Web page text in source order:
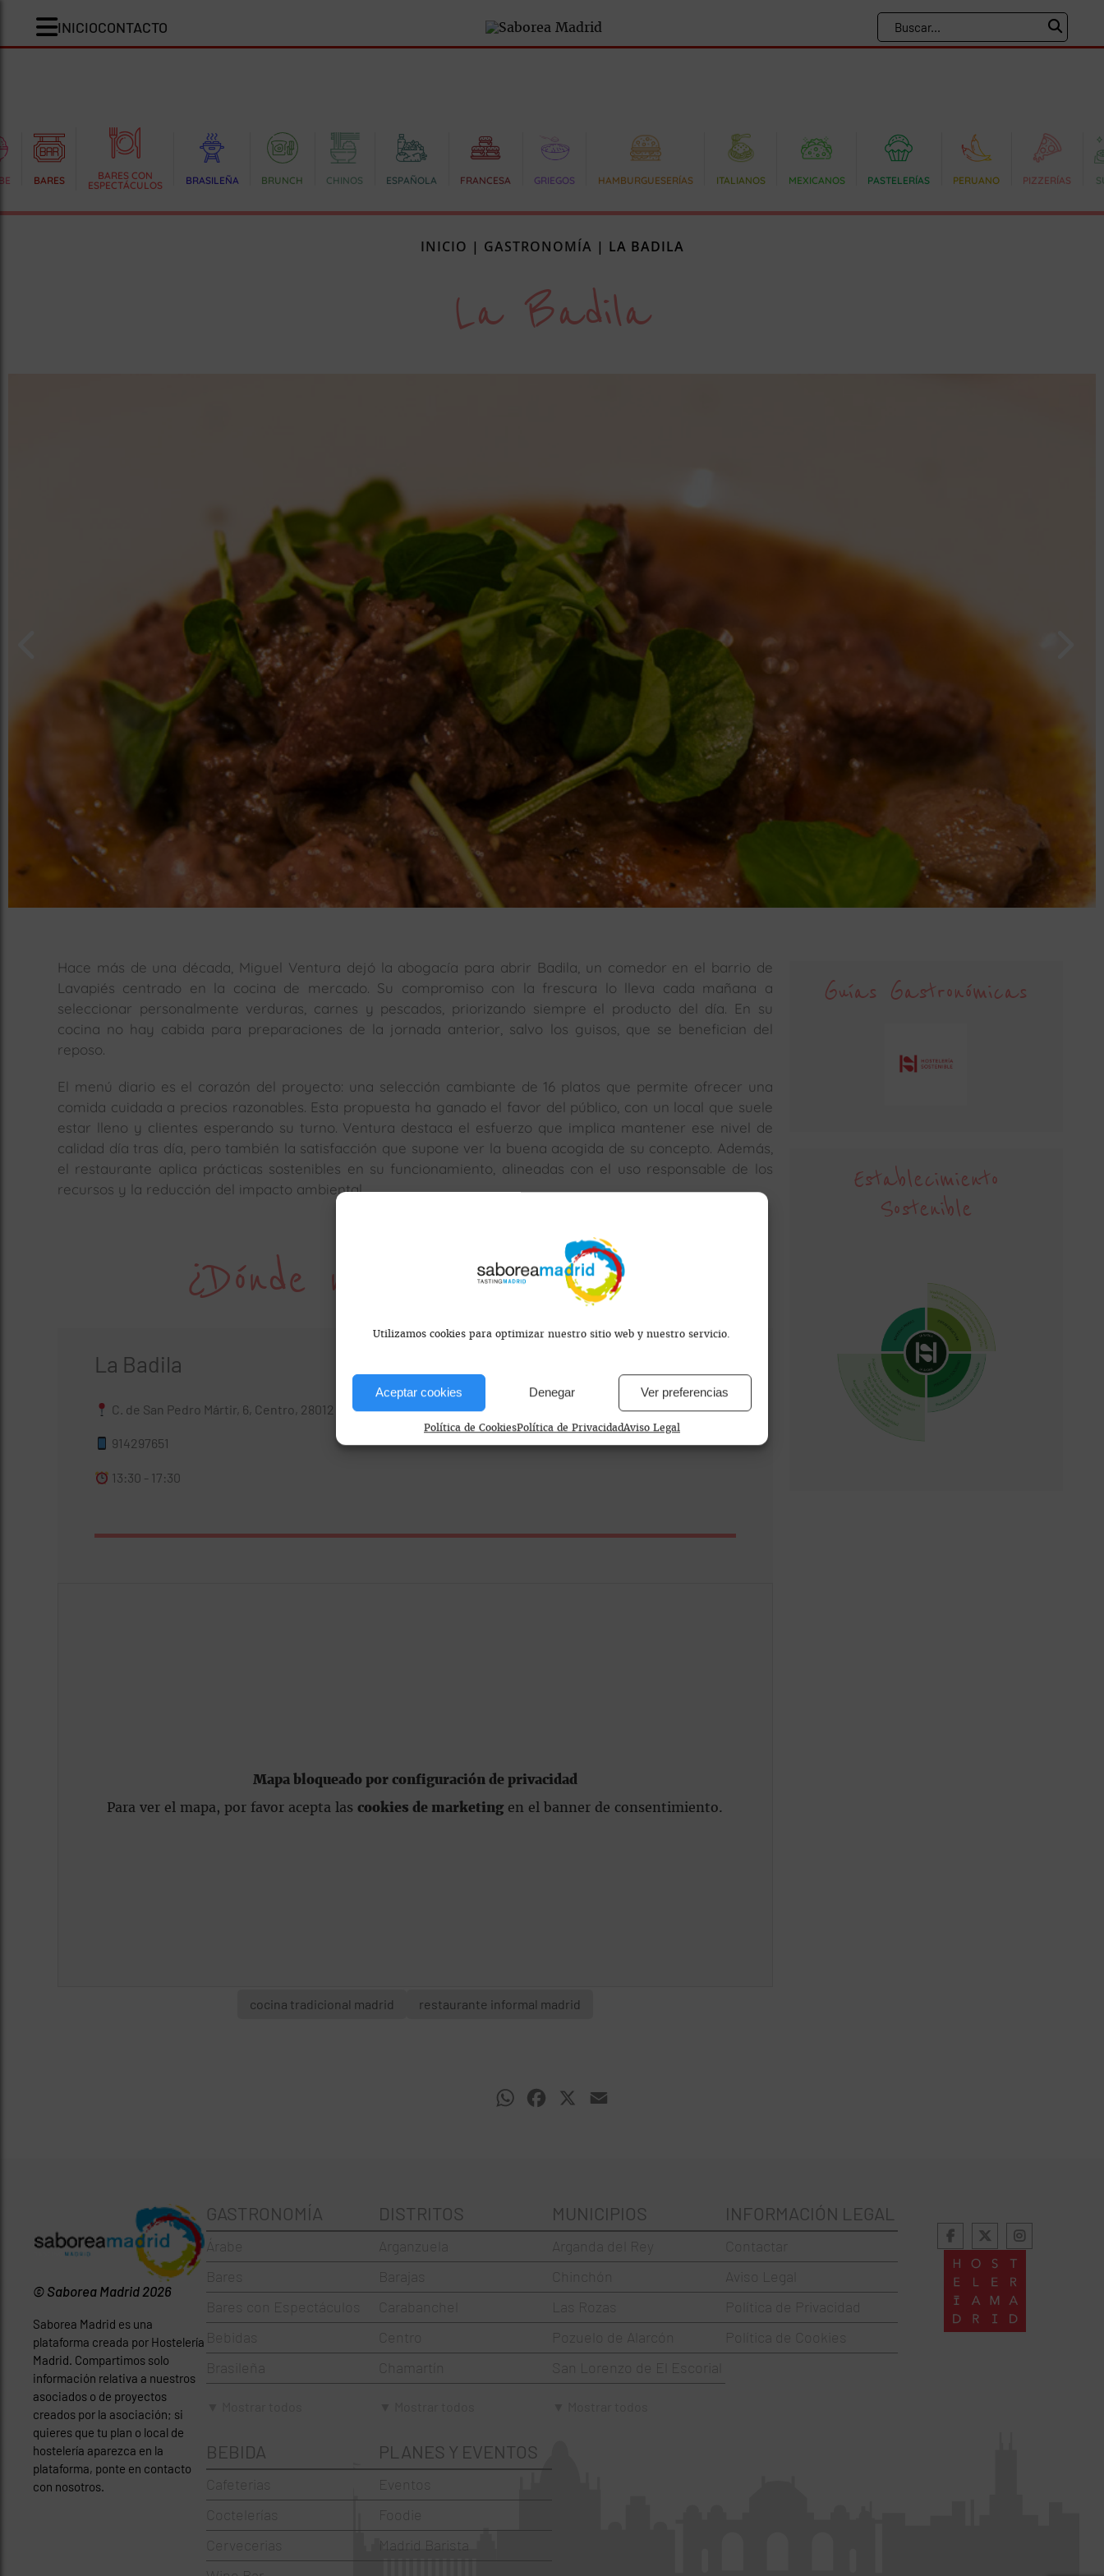
Utilizamos cookies para optimizar nuestro sitio web y nuestro servicio.
Aceptar cookies Denegar Ver preferencias
Política de CookiesPolítica de PrivacidadAviso Legal
INICIOCONTACTO
BARES
BARES CON
ESPECTÁCULOS
BRASILEÑA BRUNCH CHINOS ESPAÑOLA FRANCESA GRIEGOS HAMBURGUESERÍAS ITALIANOS MEXICANOS PASTELERÍAS PERUANO PIZZERÍAS
INICIO | GASTRONOMÍA | LA BADILA
La Badila
Hace más de una década, Miguel Ventura dejó la abogacía para abrir Badila, un comedor en el barrio de
Lavapiés centrado en la cocina de mercado. Su compromiso con la frescura lo lleva cada mañana a
seleccionar personalmente verduras, carnes y pescados, priorizando siempre el producto del día. En su
cocina no hay cabida para preparaciones de la jornada anterior, salvo los guisos, que se benefician del
reposo.
El menú diario es el corazón del proyecto: una selección cambiante de 16 platos que permite ofrecer una
comida cuidada a precios razonables. Esta propuesta ha ganado el favor del público, con un local que suele
estar lleno y clientes esperando su turno. Ventura destaca el esfuerzo que implica mantener ese nivel de
calidad día tras día, pero también la satisfacción que supone ver la buena acogida de su concepto. Además,
el restaurante aplica prácticas sostenibles en su funcionamiento, alineadas con el uso responsable de los
recursos y la reducción del impacto ambiental.
¿Dónde nos encontramos?
La Badila
C. de San Pedro Mártir, 6, Centro, 28012 Madrid, España
914297651
13:30 - 17:30
Mapa bloqueado por configuración de privacidad
Para ver el mapa, por favor acepta lascookies de marketing en el banner de consentimiento.
cocina tradicional madrid restaurante informal madrid
Guías Gastronómicas
Establecimiento
Sostenible
WhatsAppFacebook
© Saborea Madrid 2026
Saborea Madrid es una
plataforma creada por Hostelería
Madrid. Compartimos solo
información relativa a nuestros
asociados o de proyectos
creados por la asociación; si
quieres que tu plan o local de
hostelería aparezca en la
plataforma, ponte en contacto
con nosotros.
GASTRONOMÍA
Árabe
Bares
Bares con Espectáculos
Bebidas
Brasileña
Cervecerías
Chinos
Coctelerías
Española
BEBIDA
Cafeterias
Coctelerías
Cervecerias
DISTRITOS
Arganzuela
Barajas
Carabanchel
Centro
Chamartín
Fuencarral-El Pardo
Hortaleza
La Latina
Moncloa-Aravaca
PLANES Y EVENTOS
Eventos
Foodie
Madrid Barista
MUNICIPIOS
Arganda del Rey
Chinchón
Las Rozas
Pozuelo de Alarcón
San Lorenzo de El Escorial
INFORMACIÓN LEGAL
Contactar
Aviso Legal
Política de Privacidad
Política de Cookies